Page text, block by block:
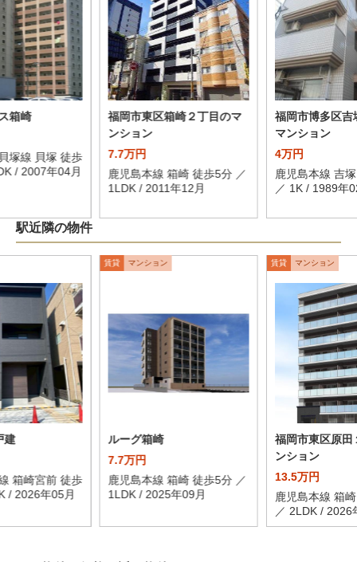
箱崎
塚線 貝塚 徒歩
/ 2007年04月
福岡市東区箱崎２丁目のマ
ンション
7.7万円
鹿児島本線 箱崎 徒歩5分 ／
1LDK / 2011年12月
福岡市博多区吉
マンション
4万円
鹿児島本線 吉
／ 1K / 1989年
駅近隣の物件
建
箱崎宮前 徒歩
/ 2026年05月
賃貸 マンション
ルーグ箱崎
7.7万円
鹿児島本線 箱崎 徒歩5分 ／
1LDK / 2025年09月
賃貸 マンション
福岡市東区原田
ンション
13.5万円
鹿児島本線 箱
／ 2LDK / 2026